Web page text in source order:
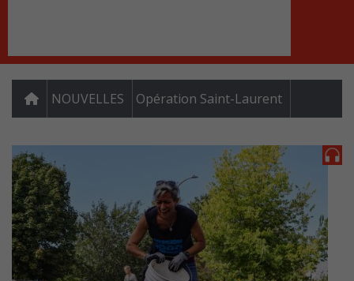
NOUVELLES Opération Saint-Laurent